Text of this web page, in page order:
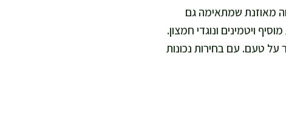
מאוזנת שמתאימה גם
ויטמינים ונוגדי חמצון.
על טעם. עם בחירות נכונות